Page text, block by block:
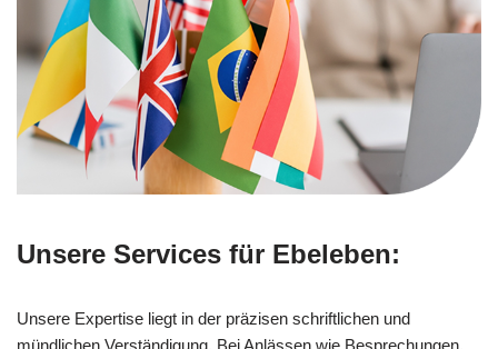
Unsere Services für Ebeleben:
Unsere Expertise liegt in der präzisen schriftlichen und
mündlichen Verständigung. Bei Anlässen wie Besprechungen,